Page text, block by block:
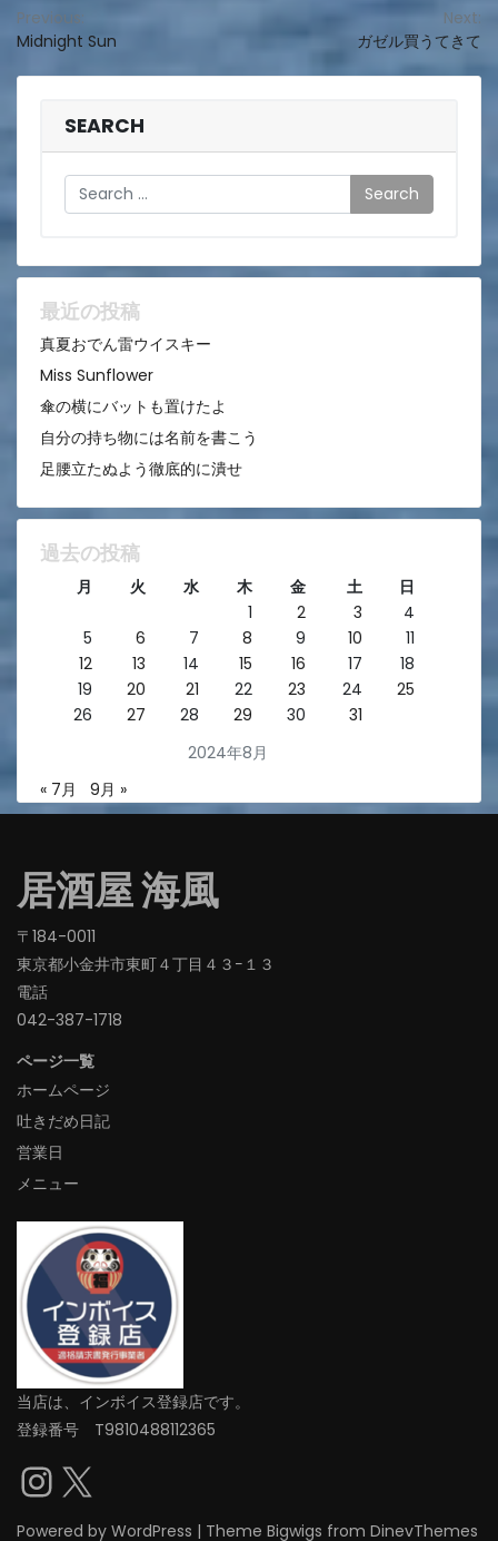
投
稿
ー
シ
ョ
ン
Previous:
Midnight Sun
Next:
ガゼル買うてきて
SEARCH
Search
最近の投稿
真夏おでん雷ウイスキー
Miss Sunflower
傘の横にバットも置けたよ
自分の持ち物には名前を書こう
足腰立たぬよう徹底的に潰せ
過去の投稿
2024年8月
月 火 水 木 金 土
日
1
2 3
4
5
6 7 8 9 10
11
12
13 14 15 16 17
18
19
20 21 22 23 24
25
26
27 28 29 30 31
« 7月 9月 »
居酒屋 海風
〒184-0011
東京都小金井市東町４丁目４３−１３
電話
042-387-1718‬
ページ一覧
ホームページ
吐きだめ日記
営業日
メニュー
当店は、インボイス登録店です。
登録番号 T9810488112365
Instagram
X
Powered by WordPress | Theme Bigwigs from DinevThemes